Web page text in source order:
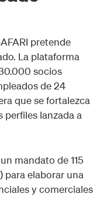
pretende
La plataforma
socios
de 24
que se fortalezca
lanzada a
mandato de 115
para elaborar una
y comerciales